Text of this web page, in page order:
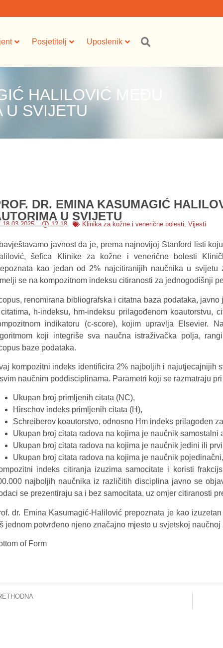
Posjetitelj Uposlenik
HALILOVIĆ MEĐU
U SVIJETU
DR. EMINA KASUMAGIĆ
U SVIJETU
18.03.2025. 12:18 Klinika za kožne i venerične bolesti,Vijesti
javnost da je, prema najnovijoj Stanford listi
šefica Klinike za kožne i venerične bolesti
kao jedan od 2% najcitiranijih naučnika u
se na kompozitnom indeksu citiranosti za jednogodišnji
renomirana bibliografska i citatna baza podataka,
h-indeksu, hm-indeksu prilagođenom koautorstvu,
indikatoru (c-score), kojim upravlja Elsevier.
koji integriše sva naučna istraživačka polja,
baze podataka.
kompozitni indeks identificira 2% najboljih i najutjecajnijih
naučnim poddisciplinama. Parametri koji se razmatraju
Ukupan broj primljenih citata (NC),
Hirschov indeks primljenih citata (H),
Schreiberov koautorstvo, odnosno Hm indeks prilagođen
Ukupan broj citata radova na kojima je naučnik samostalni
Ukupan broj citata radova na kojima je naučnik jedini ili
Ukupan broj citata radova na kojima je naučnik
indeks citiranja izuzima samocitate i koristi
najboljih naučnika iz različitih disciplina javno se
se prezentiraju sa i bez samocitata, uz omjer citiranosti
dr. Emina Kasumagić-Halilović prepoznata je kao
jednom potvrđeno njeno značajno mjesto u svjetskoj naučnoj
of Form